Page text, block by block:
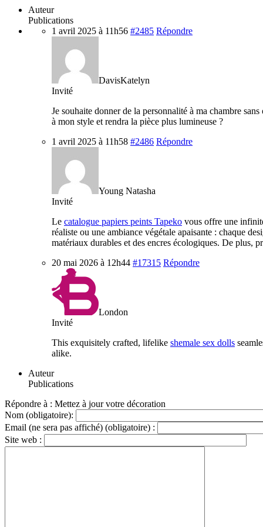
Auteur
Publications
1 avril 2025 à 11h56 #2485 Répondre
DavisKatelyn
Invité
Je souhaite donner de la personnalité à ma chambre
à mon style et rendra la pièce plus lumineuse ?
1 avril 2025 à 11h58 #2486 Répondre
Young Natasha
Invité
Le catalogue papiers peints Tapeko vous offre une
réaliste ou une ambiance végétale apaisante : chaque
matériaux durables et des encres écologiques. De plus,
20 mai 2026 à 12h44 #17315 Répondre
London
Invité
This exquisitely crafted, lifelike shemale sex dolls
alike.
Auteur
Publications
Répondre à : Mettez à jour votre décoration
Nom (obligatoire):
Email (ne sera pas affiché) (obligatoire) :
Site web :